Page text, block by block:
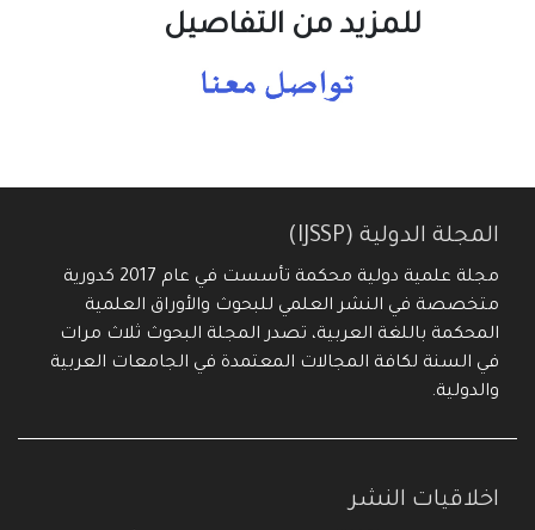
للمزيد من التفاصيل
المجلة الدولية (IJSSP)
مجلة علمية دولية محكمة تأسست في عام 2017 كدورية
متخصصة في النشر العلمي للبحوث والأوراق العلمية
المحكمة باللغة العربية، تصدر المجلة البحوث ثلاث مرات
في السنة لكافة المجالات المعتمدة في الجامعات العربية
والدولية.
اخلاقيات النشر